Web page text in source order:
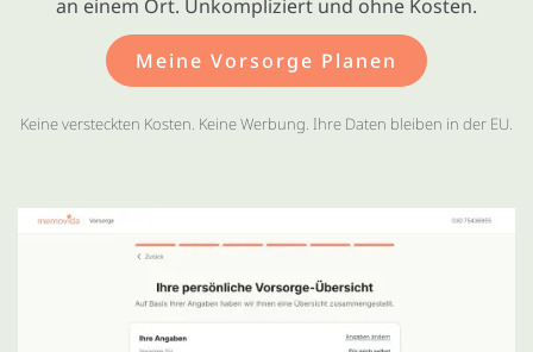
an einem Ort. Unkompliziert und ohne Kosten.
Meine Vorsorge Planen
Keine versteckten Kosten. Keine Werbung. Ihre Daten bleiben in der EU.